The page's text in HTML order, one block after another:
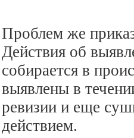
Проблем же
Действия об
собирается в
выявлены в
ревизии и еще
действием.